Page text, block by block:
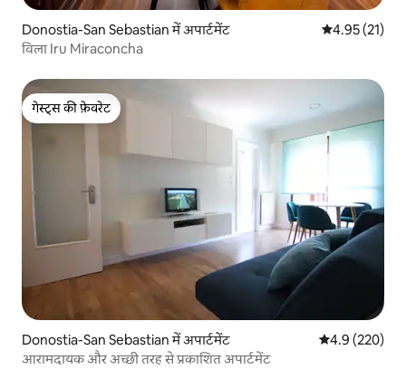
Donostia-San Sebastian में अपार्टमेंट औसत रेटिंग 5 में
4.95 (21)
विला Iru Miraconcha
गेस्ट्स की फ़ेवरेट
गेस्ट्स की फ़ेवरेट
Donostia-San Sebastian में अपार्टमेंट औसत रेटिंग 5 में
4.9 (220)
आरामदायक और अच्छी तरह से प्रकाशित अपार्टमेंट